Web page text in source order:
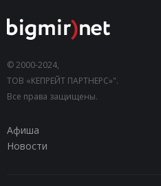
© 2000-2024,
ТОВ «КЕПРЕЙТ ПАРТНЕРС»".
Все права защищены.
Афиша
Новости